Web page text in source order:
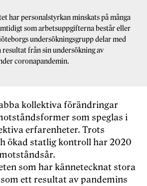
har personalstyrkan minskats på många
som arbetsuppgifterna består eller
undersökningsgrupp delar med
resultat från sin undersökning av
coronapandemin.
kollektiva förändringar
som speglas i
erfarenheter. Trots
ökad statlig kontroll har 2020
som har kännetecknat stora
ett resultat av pandemins